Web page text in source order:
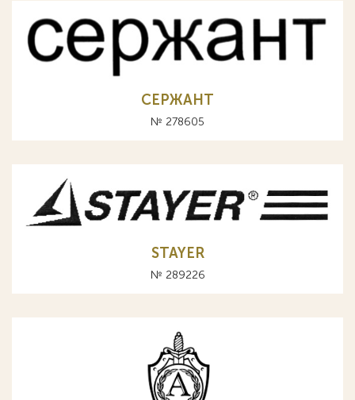
СЕРЖАНТ
№ 278605
STAYER
№ 289226